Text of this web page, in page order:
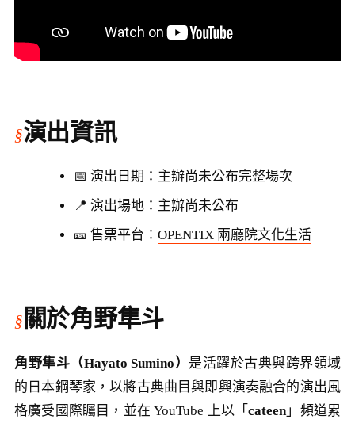
演出資訊
📅 演出日期：主辦尚未公布完整場次
📍 演出場地：主辦尚未公布
🎫 售票平台： OPENTIX 兩廳院文化生活
關於角野隼斗
角野隼斗（Hayato Sumino） 是活躍於古典與跨界領域
的日本鋼琴家，以將古典曲目與即興演奏融合的演出風
格廣受國際矚目，並在 YouTube 上以「cateen 」頻道累